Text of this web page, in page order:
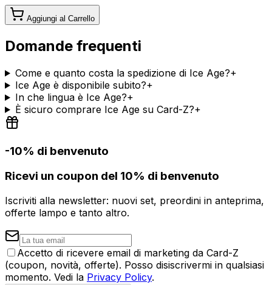
Aggiungi al Carrello
Domande frequenti
Come e quanto costa la spedizione di Ice Age?+
Ice Age è disponibile subito?+
In che lingua è Ice Age?+
È sicuro comprare Ice Age su Card-Z?+
-10% di benvenuto
Ricevi un coupon del 10% di benvenuto
Iscriviti alla newsletter: nuovi set, preordini in anteprima,
offerte lampo e tanto altro.
Accetto di ricevere email di marketing da Card-Z
(coupon, novità, offerte). Posso disiscrivermi in qualsiasi
momento. Vedi la Privacy Policy.